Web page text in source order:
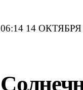
06:14 14 ОКТЯБРЯ